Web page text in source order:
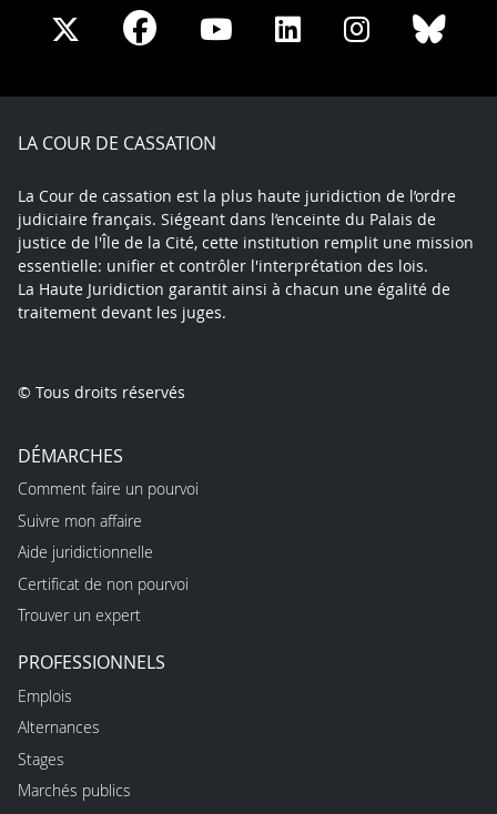
Share
X
Share
Facebook
Share
Youtube
Share
LinkedIn
Share
Instagram
LA COUR DE CASSATION
La Cour de cassation est la plus haute juridiction de l’ordre
judiciaire français. Siégeant dans l’enceinte du Palais de
justice de l'Île de la Cité, cette institution remplit une mission
essentielle: unifier et contrôler l'interprétation des lois.
La Haute Juridiction garantit ainsi à chacun une égalité de
traitement devant les juges.
© Tous droits réservés
DÉMARCHES
Comment faire un pourvoi
Suivre mon affaire
Aide juridictionnelle
Certificat de non pourvoi
Trouver un expert
PROFESSIONNELS
Emplois
Alternances
Stages
Marchés publics